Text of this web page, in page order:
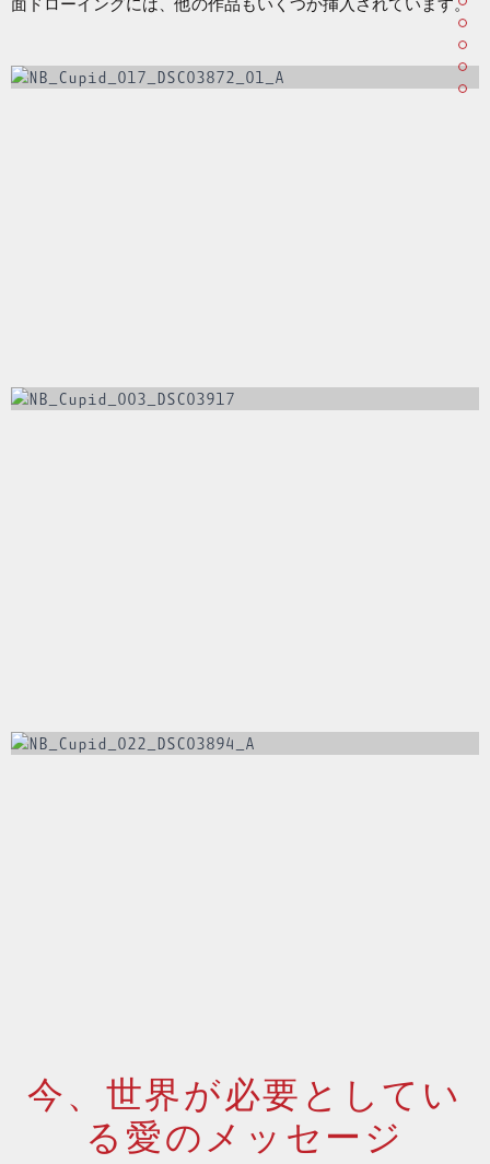
面ドローイングには、他の作品もいくつか挿入されています。
今、世界が必要としてい
る愛のメッセージ